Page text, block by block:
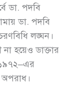
ডা. পদবি
ডা. পদবি
লঙ্ঘন।
হয়েও ডাক্তার
১৯৭২–এর